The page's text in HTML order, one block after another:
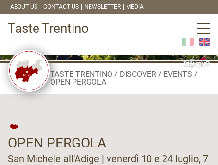
ABOUT US CONTACT US NEWSLETTER MEDIA
Taste Trentino
TASTE TRENTINO DISCOVER
EVENTS
OPEN PERGOLA
OPEN PERGOLA
San Michele all'Adige | venerdì 10 e 24 luglio, 7